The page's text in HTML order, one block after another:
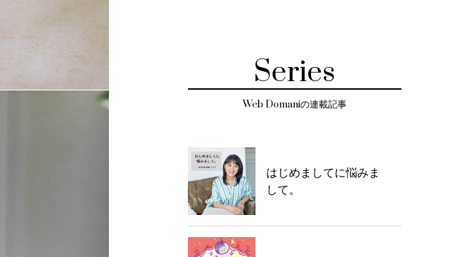
Series
Web Domaniの連載記事
はじめましてに悩みま
して。